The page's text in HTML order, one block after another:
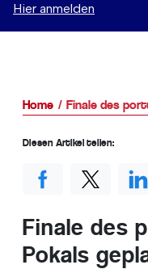
Hier anmelden
Home Finale des
Finale des
Pokals
Diesen Artikel teilen: